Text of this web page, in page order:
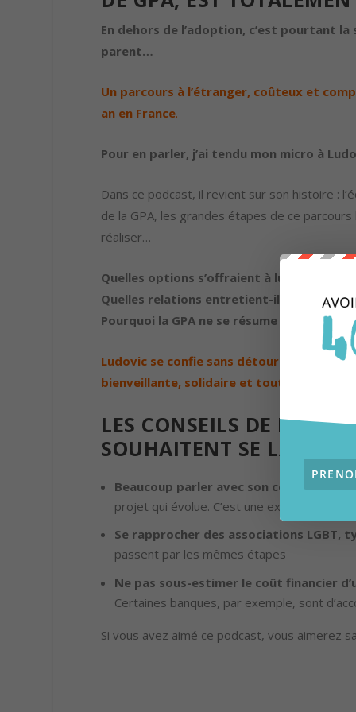
En dehors de l’adoption, c’est pourtant
parent…
Un parcours à l’étranger, coûteux et
an en France.
Pour en parler, j’ai tendu mon micro à
Dans ce podcast, il revient sur son histoire :
de la GPA, les grandes étapes de ce
réaliser…
Quelles options s’offraient à lui pour
Quelles relations entretient-il avec la
Pourquoi la GPA ne se résume pas à un
Ludovic se confie sans détour et nous
bienveillante, solidaire et tout simplement
LES CONSEILS DE
SOUHAITENT SE LANCER
Beaucoup parler avec son compagnon,
projet qui évolue. C’est une expérience
Se rapprocher des associations LGBT,
passent par les mêmes étapes
Ne pas sous-estimer le coût financier
Certaines banques, par exemple, sont
Si vous avez aimé ce podcast, vous aimerez